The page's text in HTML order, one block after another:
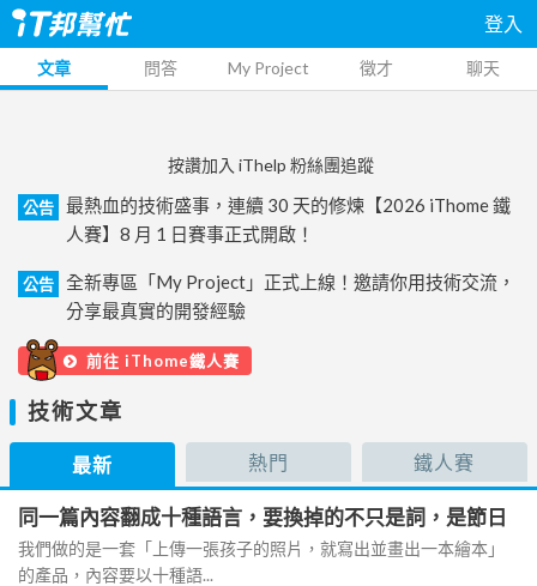
登入
文章 問答 My Project 徵才 聊天
按讚加入 iThelp 粉絲團追蹤
公告
最熱血的技術盛事，連續 30 天的修煉【2026 iThome 鐵
人賽】8 月 1 日賽事正式開啟！
公告
全新專區「My Project」正式上線！邀請你用技術交流，
分享最真實的開發經驗
前往 iThome鐵人賽
技術文章
最新 熱門 鐵人賽
同一篇內容翻成十種語言，要換掉的不只是詞，是節日
我們做的是一套「上傳一張孩子的照片，就寫出並畫出一本繪本」
的產品，內容要以十種語...